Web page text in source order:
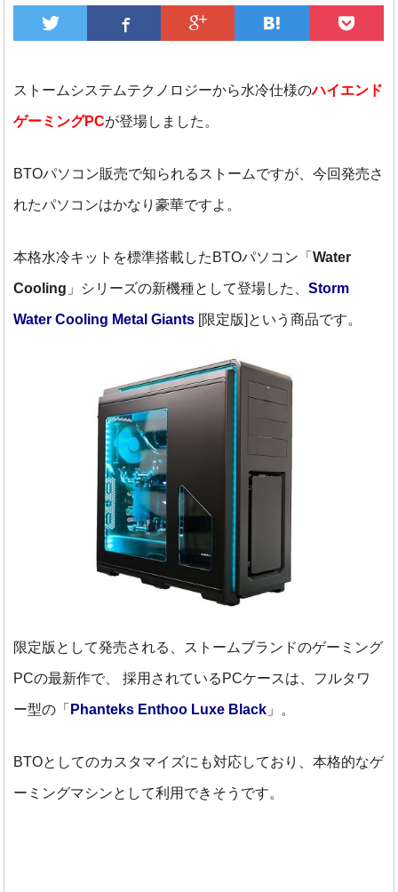
ストームシステムテクノロジーから水冷仕様のハイエンド
ゲーミングPCが登場しました。
BTOパソコン販売で知られるストームですが、今回発売さ
れたパソコンはかなり豪華ですよ。
本格水冷キットを標準搭載したBTOパソコン「Water
Cooling 」シリーズの新機種として登場した、Storm
Water Cooling Metal Giants [限定版]という商品です。
限定版として発売される、ストームブランドのゲーミング
PCの最新作で、 採用されているPCケースは、フルタワ
ー型の「 Phanteks Enthoo Luxe Black 」。
BTOとしてのカスタマイズにも対応しており、本格的なゲ
ーミングマシンとして利用できそうです。